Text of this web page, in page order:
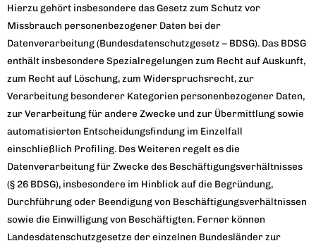
Hierzu gehört insbesondere das Gesetz zum Schutz vor
Missbrauch personenbezogener Daten bei der
Datenverarbeitung (Bundesdatenschutzgesetz – BDSG). Das BDSG
enthält insbesondere Spezialregelungen zum Recht auf Auskunft,
zum Recht auf Löschung, zum Widerspruchsrecht, zur
Verarbeitung besonderer Kategorien personenbezogener Daten,
zur Verarbeitung für andere Zwecke und zur Übermittlung sowie
automatisierten Entscheidungsfindung im Einzelfall
einschließlich Profiling. Des Weiteren regelt es die
Datenverarbeitung für Zwecke des Beschäftigungsverhältnisses
(§ 26 BDSG), insbesondere im Hinblick auf die Begründung,
Durchführung oder Beendigung von Beschäftigungsverhältnissen
sowie die Einwilligung von Beschäftigten. Ferner können
Landesdatenschutzgesetze der einzelnen Bundesländer zur